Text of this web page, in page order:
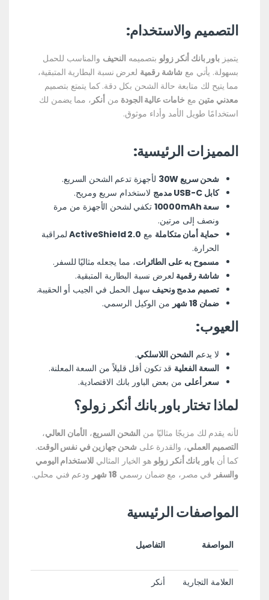
التصميم والاستخدام:
يتميزباور بانك أنكر زولو بتصميمه النحيف والمناسب للحمل
بسهولة. يأتي مع شاشة رقمية لعرض نسبة البطارية المتبقية،
مما يتيح لك متابعة حالة الشحن بكل دقة. كما يتمتع بتصميم
معدني متين مع خامات عالية الجودة من أنكر ، مما يضمن لك
استخدامًا طويل الأمد وأداء موثوق.
المميزات الرئيسية:
شحن سريع 30W
لأجهزة تدعم الشحن السريع.
كابل USB-C مدمج
لاستخدام سريع ومريح.
سعة 10000mAh
تكفي لشحن الأجهزة من مرة
ونصف إلى مرتين.
حماية أمان متكاملة مع ActiveShield 2.0لمراقبة
الحرارة.
مسموح به على الطائرات، مما يجعله مثاليًا للسفر.
شاشة رقمية لعرض نسبة البطارية المتبقية.
تصميم مدمج ونحيف سهل الحمل في الجيب أو الحقيبة.
ضمان 18 شهر
من الوكيل الرسمي.
العيوب:
لا يدعمالشحن اللاسلكي.
السعة الفعلية قد تكون أقل قليلاً من السعة المعلنة.
سعر أعلى من بعض الباور بانك الاقتصادية.
لماذا تختار باور بانك أنكر زولو؟
لأنه يقدم لك مزيجًا مثاليًا من الشحن السريع، الأمان العالي،
التصميم العملي، والقدرة على شحن جهازين في نفس الوقت.
كما أنباور بانك أنكر زولو هو الخيار المثالي للاستخدام اليومي
والسفر في مصر، مع ضمان رسمي 18 شهر ودعم فني محلي.
المواصفات الرئيسية
المواصفة التفاصيل
العلامة التجارية أنكر